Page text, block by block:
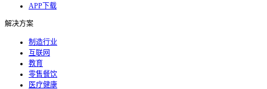
APP下载
解决方案
制造行业
互联网
教育
零售餐饮
医疗健康